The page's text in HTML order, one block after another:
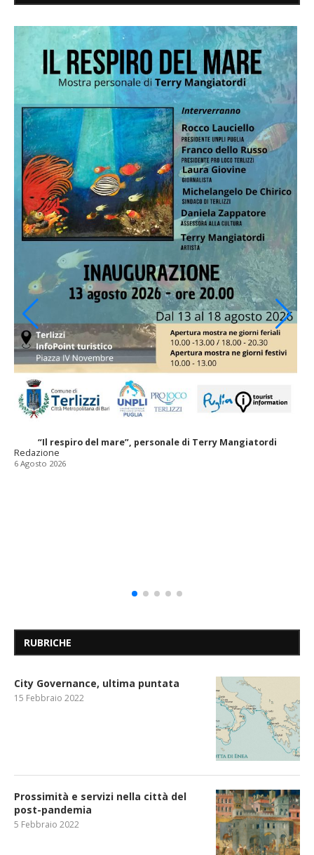
“Il respiro del mare”, personale di Terry Mangiatordi
Redazione
6 Agosto 2026
RUBRICHE
City Governance, ultima puntata
15 Febbraio 2022
Prossimità e servizi nella città del
post-pandemia
5 Febbraio 2022